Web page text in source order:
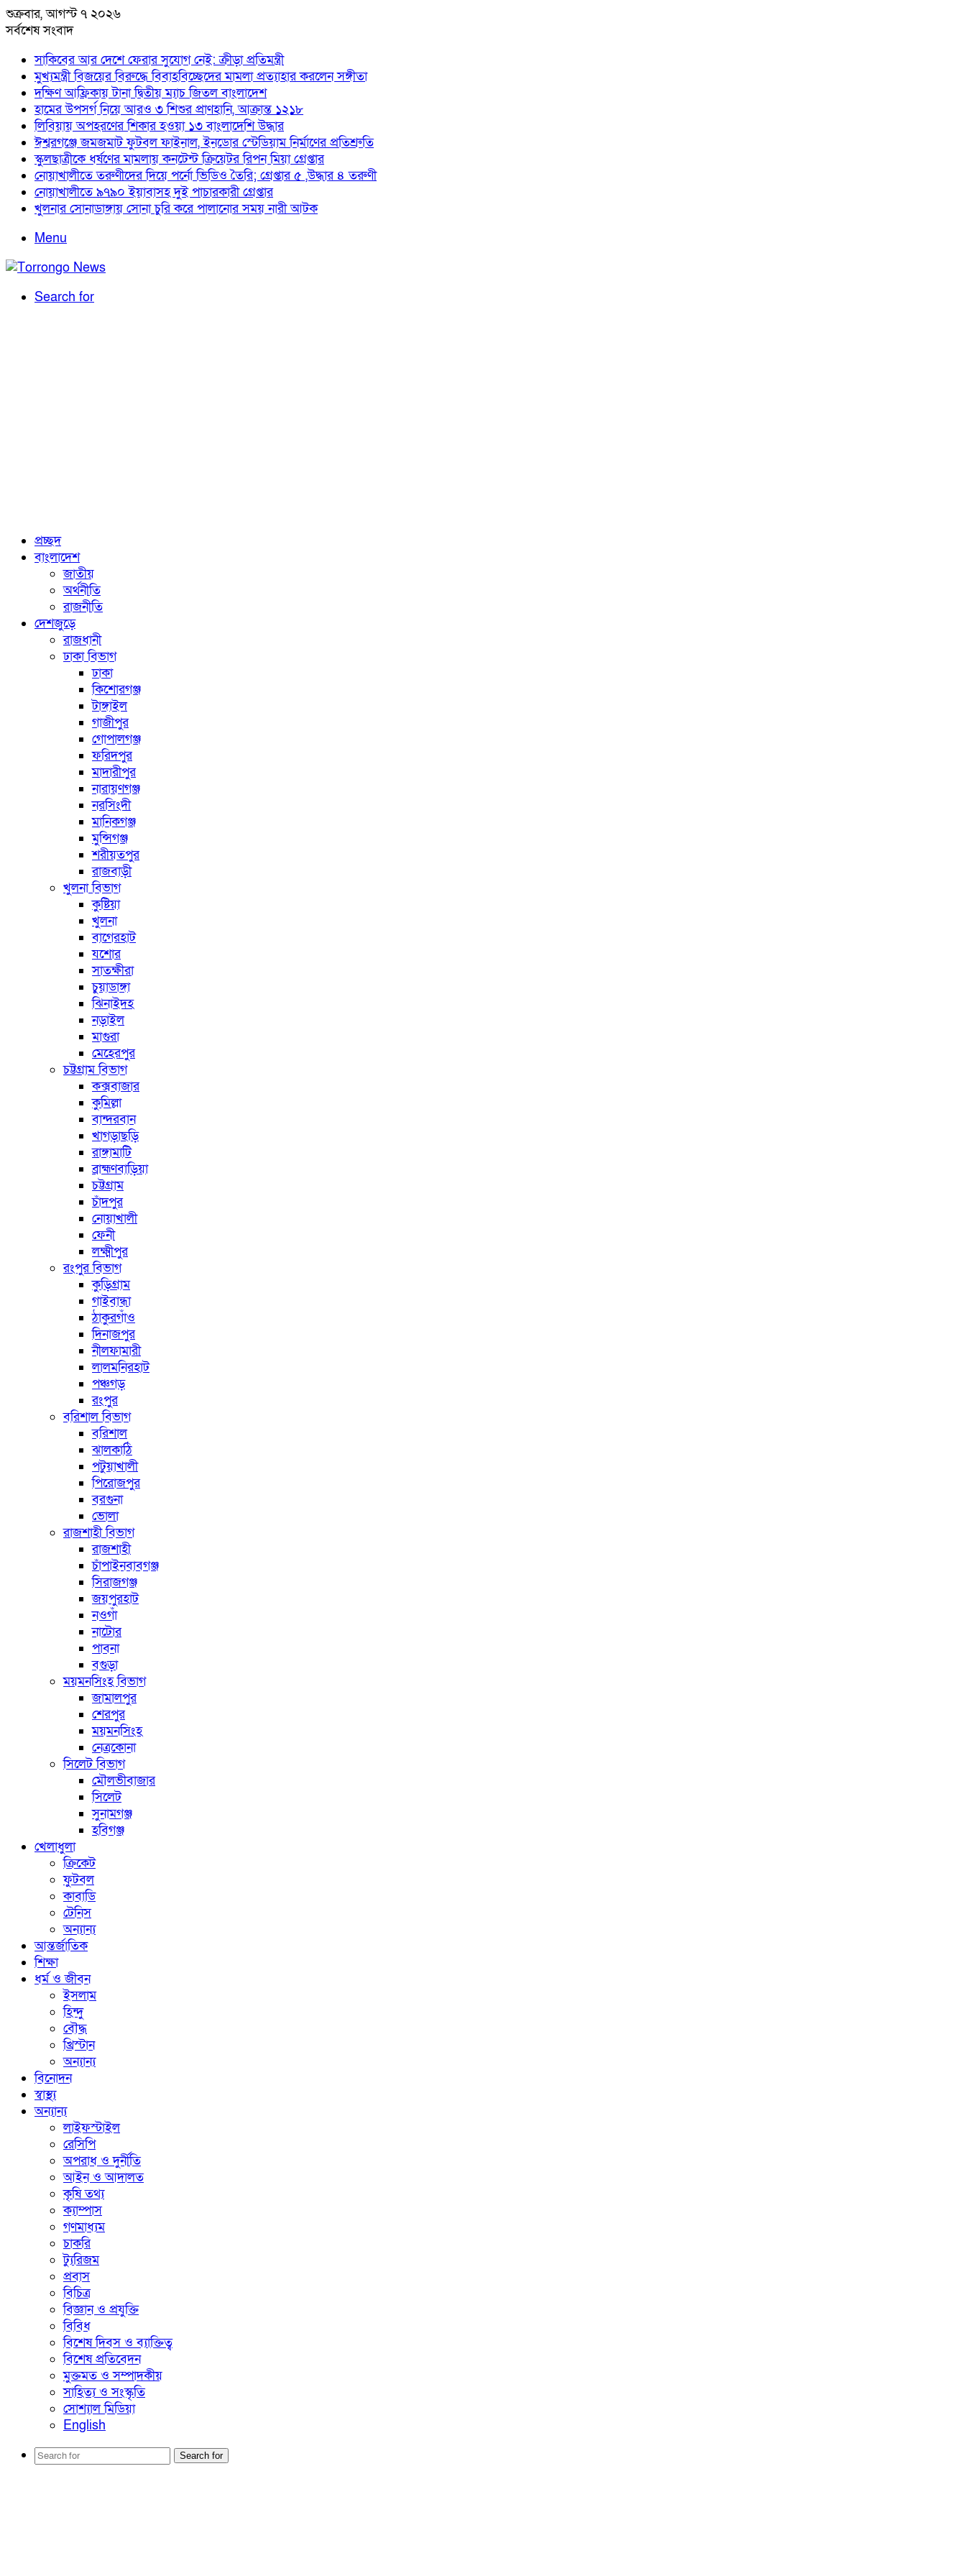
শুক্রবার, আগস্ট ৭ ২০২৬
সর্বশেষ সংবাদ
সাকিবের আর দেশে ফেরার সুযোগ নেই: ক্রীড়া প্রতিমন্ত্রী
মুখ্যমন্ত্রী বিজয়ের বিরুদ্ধে বিবাহবিচ্ছেদের মামলা প্রত্যাহার করলেন সঙ্গীতা
দক্ষিণ আফ্রিকায় টানা দ্বিতীয় ম্যাচ জিতল বাংলাদেশ
হামের উপসর্গ নিয়ে আরও ৩ শিশুর প্রাণহানি, আক্রান্ত ১২১৮
লিবিয়ায় অপহরণের শিকার হওয়া ১৩ বাংলাদেশি উদ্ধার
ঈশ্বরগঞ্জে জমজমাট ফুটবল ফাইনাল, ইনডোর স্টেডিয়াম নির্মাণের প্রতিশ্রুতি
স্কুলছাত্রীকে ধর্ষণের মামলায় কনটেন্ট ক্রিয়েটর রিপন মিয়া গ্রেপ্তার
নোয়াখালীতে তরুণীদের দিয়ে পর্নো ভিডিও তৈরি; গ্রেপ্তার ৫ ,উদ্ধার ৪ তরুণী
নোয়াখালীতে ৯৭৯০ ইয়াবাসহ দুই পাচারকারী গ্রেপ্তার
খুলনার সোনাডাঙ্গায় সোনা চুরি করে পালানোর সময় নারী আটক
Menu
Search for
প্রচ্ছদ
বাংলাদেশ
জাতীয়
অর্থনীতি
রাজনীতি
দেশজুড়ে
রাজধানী
ঢাকা বিভাগ
ঢাকা
কিশোরগঞ্জ
টাঙ্গাইল
গাজীপুর
গোপালগঞ্জ
ফরিদপুর
মাদারীপুর
নারায়ণগঞ্জ
নরসিংদী
মানিকগঞ্জ
মুন্সিগঞ্জ
শরীয়তপুর
রাজবাড়ী
খুলনা বিভাগ
কুষ্টিয়া
খুলনা
বাগেরহাট
যশোর
সাতক্ষীরা
চুয়াডাঙ্গা
ঝিনাইদহ
নড়াইল
মাগুরা
মেহেরপুর
চট্টগ্রাম বিভাগ
কক্সবাজার
কুমিল্লা
বান্দরবান
খাগড়াছড়ি
রাঙ্গামাটি
ব্রাহ্মণবাড়িয়া
চট্টগ্রাম
চাঁদপুর
নোয়াখালী
ফেনী
লক্ষ্মীপুর
রংপুর বিভাগ
কুড়িগ্রাম
গাইবান্ধা
ঠাকুরগাঁও
দিনাজপুর
নীলফামারী
লালমনিরহাট
পঞ্চগড়
রংপুর
বরিশাল বিভাগ
বরিশাল
ঝালকাঠি
পটুয়াখালী
পিরোজপুর
বরগুনা
ভোলা
রাজশাহী বিভাগ
রাজশাহী
চাঁপাইনবাবগঞ্জ
সিরাজগঞ্জ
জয়পুরহাট
নওগাঁ
নাটোর
পাবনা
বগুড়া
ময়মনসিংহ বিভাগ
জামালপুর
শেরপুর
ময়মনসিংহ
নেত্রকোনা
সিলেট বিভাগ
মৌলভীবাজার
সিলেট
সুনামগঞ্জ
হবিগঞ্জ
খেলাধুলা
ক্রিকেট
ফুটবল
কাবাডি
টেনিস
অন্যান্য
আন্তর্জাতিক
শিক্ষা
ধর্ম ও জীবন
ইসলাম
হিন্দু
বৌদ্ধ
খ্রিস্টান
অন্যান্য
বিনোদন
স্বাস্থ্য
অন্যান্য
লাইফস্টাইল
রেসিপি
অপরাধ ও দুর্নীতি
আইন ও আদালত
কৃষি তথ্য
ক্যাম্পাস
গণমাধ্যম
চাকরি
ট্যুরিজম
প্রবাস
বিচিত্র
বিজ্ঞান ও প্রযুক্তি
বিবিধ
বিশেষ দিবস ও ব্যাক্তিত্ব
বিশেষ প্রতিবেদন
মুক্তমত ও সম্পাদকীয়
সাহিত্য ও সংস্কৃতি
সোশ্যাল মিডিয়া
English
Search for